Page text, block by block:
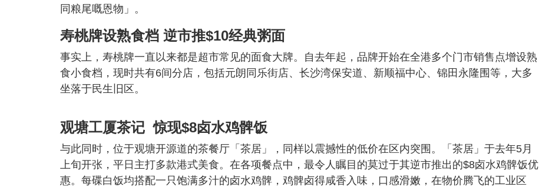
同粮尾嘅恩物」。
寿桃牌设熟食档 逆市推$10经典粥面
事实上，寿桃牌一直以来都是超市常见的面食大牌。自去年起，品牌开始在全港多个门市销售点增设熟
食小食档，现时共有6间分店，包括元朗同乐街店、长沙湾保安道、新顺福中心、锦田永隆围等，大多
坐落于民生旧区。
观塘工厦茶记 惊现$8卤水鸡髀饭
与此同时，位于观塘开源道的茶餐厅「茶居」，同样以震撼性的低价在区内突围。「茶居」于去年5月
上旬开张，平日主打多款港式美食。在各项餐点中，最令人瞩目的莫过于其逆市推出的$8卤水鸡髀饭优
惠。每碟白饭均搭配一只饱满多汁的卤水鸡髀，鸡髀卤得咸香入味，口感滑嫩，在物价腾飞的工业区